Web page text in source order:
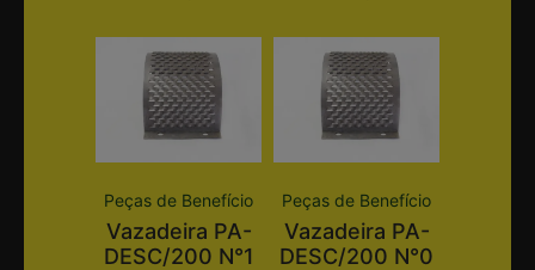
Peças de Benefício
Vazadeira PA-
DESC/200 N°1
Peças de Benefício
Vazadeira PA-
DESC/200 N°0